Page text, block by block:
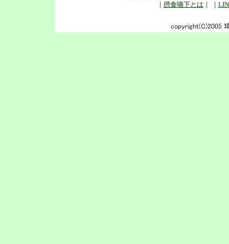
｜ 摂食嚥下とは ｜ ｜